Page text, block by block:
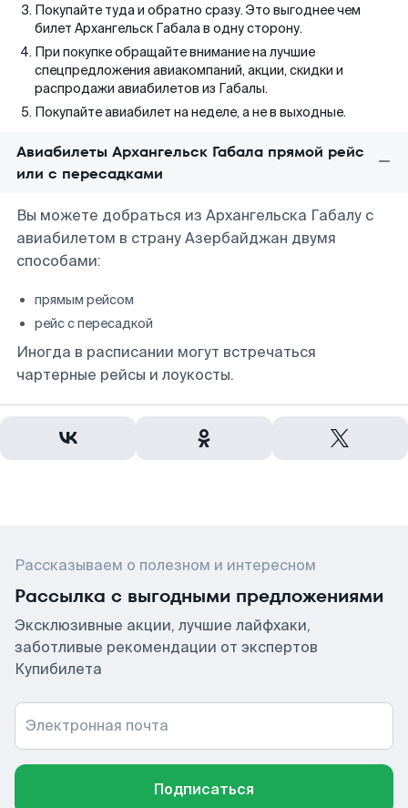
Покупайте туда и обратно сразу. Это выгоднее чем
билет Архангельск Габала в одну сторону.
При покупке обращайте внимание на лучшие
спецпредложения авиакомпаний, акции, скидки и
распродажи авиабилетов из Габалы.
Покупайте авиабилет на неделе, а не в выходные.
Авиабилеты Архангельск Габала прямой рейс
или с пересадками
Вы можете добраться из Архангельска Габалу с
авиабилетом в страну Азербайджан двумя
способами:
прямым рейсом
рейс с пересадкой
Иногда в расписании могут встречаться
чартерные рейсы и лоукосты.
Рассказываем о полезном и интересном
Рассылка с выгодными предложениями
Эксклюзивные акции, лучшие лайфхаки,
заботливые рекомендации от экспертов
Купибилета
Электронная почта
Подписаться